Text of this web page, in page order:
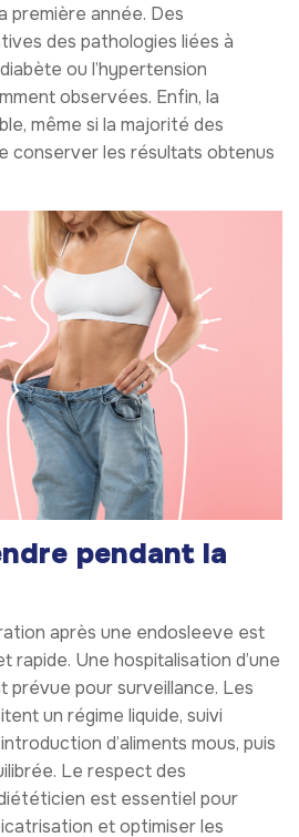
première année. Des
des pathologies liées à
ou l’hypertension
observées. Enfin, la
même si la majorité des
conserver les résultats obtenus
pendant la
après une endosleeve est
rapide. Une hospitalisation d’une
prévue pour surveillance. Les
un régime liquide, suivi
d’aliments mous, puis
Le respect des
est essentiel pour
et optimiser les